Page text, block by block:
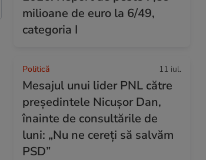
milioane de euro la 6/49,
categoria I
Politică 11 iul.
Mesajul unui lider PNL către
președintele Nicușor Dan,
înainte de consultările de
luni: „Nu ne cereți să salvăm
PSD”